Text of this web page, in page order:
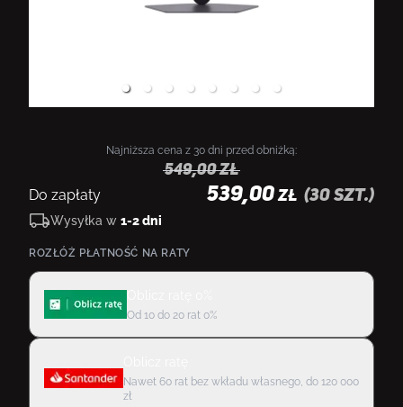
Najniższa cena z 30 dni przed obniżką:
549,00zł
Do zapłaty 539,00 ZŁ (30 szt.)
Wysyłka w 1-2 dni
ROZŁÓŻ PŁATNOŚĆ NA RATY
Od 10 do 20 rat 0%
Nawet 60 rat bez wkładu własnego, do 120 000
zł